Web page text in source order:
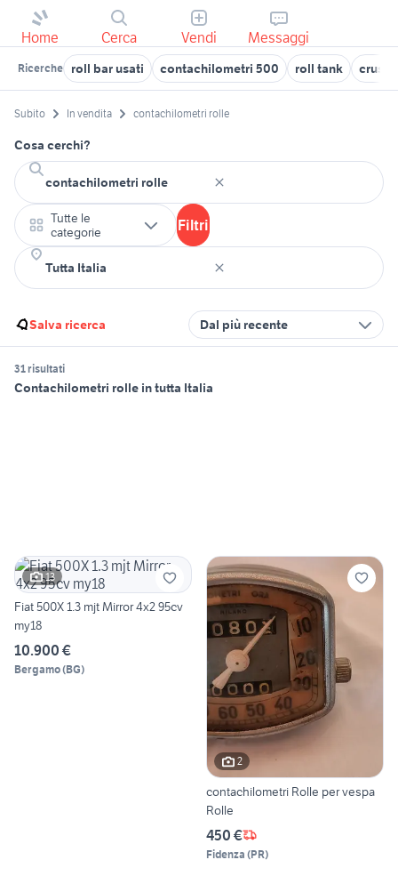
Home Cerca Vendi Messaggi
Ricerche roll bar usati contachilometri 500 roll tank
Subito In vendita contachilometri rolle
Cosa cerchi?
Tutte le
categorie
Filtri
Salva ricerca Dal più recente
31 risultati
Contachilometri rolle in tutta Italia
13
Fiat 500X 1.3 mjt Mirror 4x2 95cv
my18
10.900 €
Bergamo(BG)
2
contachilometri Rolle per vespa
Rolle
450 €
Fidenza (PR)